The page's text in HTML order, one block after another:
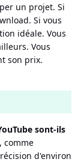
un projet. Si
Si vous
idéale. Vous
Vous
son prix.
sont-ils
comme
d'environ